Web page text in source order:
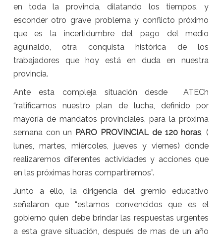
en toda la provincia, dilatando los tiempos, y
esconder otro grave problema y conflicto próximo
que es la incertidumbre del pago del medio
aguinaldo, otra conquista histórica de los
trabajadores que hoy está en duda en nuestra
provincia.
Ante esta compleja situación desde ATECh
“ratificamos nuestro plan de lucha, definido por
mayoría de mandatos provinciales, para la próxima
semana con un PARO PROVINCIAL de 120 horas, (
lunes, martes, miércoles, jueves y viernes) donde
realizaremos diferentes actividades y acciones que
en las próximas horas compartiremos”.
Junto a ello, la dirigencia del gremio educativo
señalaron que “estamos convencidos que es el
gobierno quien debe brindar las respuestas urgentes
a esta grave situación, después de mas de un año